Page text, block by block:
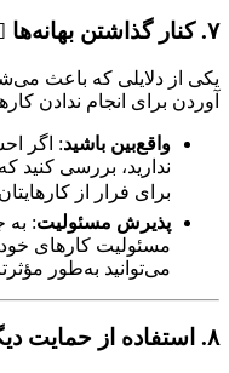
۷. کنار گذاشتن بهانه‌ها
یکی از دلایلی که باعث
آوردن برای انجام ندادن
واقع‌بین باشید: اگر
ندارید، بررسی کنید
برای فرار از
پذیرش مسئولیت: به
مسئولیت کارهای خود
می‌توانید به‌طور
۸. استفاده از حمایت دیگران